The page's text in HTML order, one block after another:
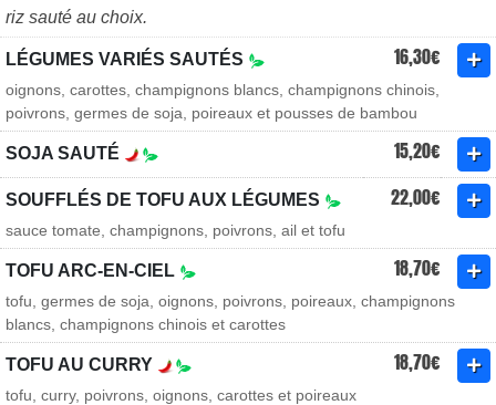
riz sauté au choix.
LÉGUMES VARIÉS SAUTÉS 16,30€
oignons, carottes, champignons blancs, champignons chinois,
poivrons, germes de soja, poireaux et pousses de bambou
SOJA SAUTÉ 15,20€
SOUFFLÉS DE TOFU AUX LÉGUMES 22,00€
sauce tomate, champignons, poivrons, ail et tofu
TOFU ARC-EN-CIEL 18,70€
tofu, germes de soja, oignons, poivrons, poireaux, champignons
blancs, champignons chinois et carottes
TOFU AU CURRY 18,70€
tofu, curry, poivrons, oignons, carottes et poireaux